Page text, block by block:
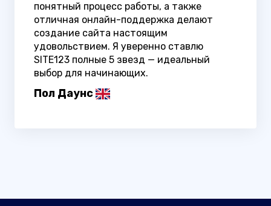
понятный процесс работы, а также
отличная онлайн-поддержка делают
создание сайта настоящим
удовольствием. Я уверенно ставлю
SITE123 полные 5 звезд — идеальный
выбор для начинающих.
Пол Даунс